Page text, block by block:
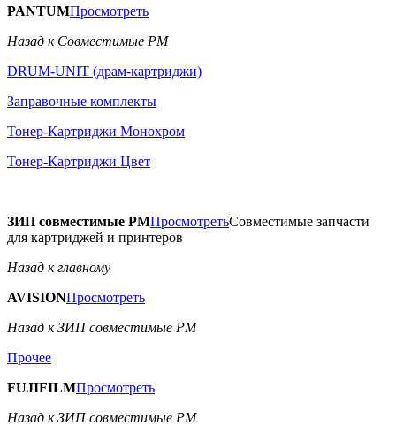
PANTUMПросмотреть
Назад к Совместимые РМ
DRUM-UNIT (драм-картриджи)
Заправочные комплекты
Тонер-Картриджи Монохром
Тонер-Картриджи Цвет
ЗИП совместимые РМПросмотретьСовместимые запчасти
для картриджей и принтеров
Назад к главному
AVISIONПросмотреть
Назад к ЗИП совместимые РМ
Прочее
FUJIFILMПросмотреть
Назад к ЗИП совместимые РМ